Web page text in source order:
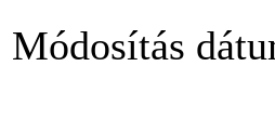
Módosítás